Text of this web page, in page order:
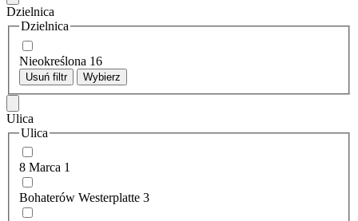
Dzielnica
Dzielnica
Nieokreślona 16
Usuń filtr Wybierz
Ulica
Ulica
8 Marca 1
Bohaterów Westerplatte 3